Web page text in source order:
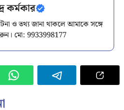
কর্মকার
ও তথ্য জানা থাকলে আমাকে সঙ্গে
মো: 9933998177